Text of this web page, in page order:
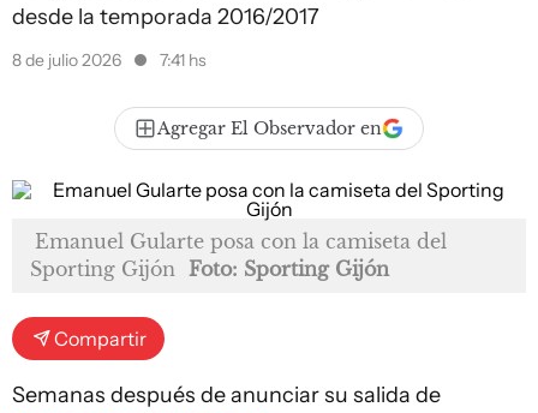
desde la temporada 2016/2017
8 de julio 2026 7:41 hs
Agregar El Observador en
Emanuel Gularte posa con la camiseta del
Sporting Gijón Foto: Sporting Gijón
Compartir
Semanas después de anunciar su salida de